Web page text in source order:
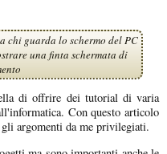
chi guarda lo schermo del PC
una finta schermata di
di offrire dei tutorial di varia
Con questo articolo
argomenti da me privilegiati.